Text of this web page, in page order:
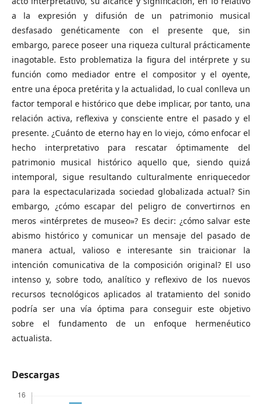
a la expresión y difusión de un patrimonio musical
desfasado genéticamente con el presente que, sin
embargo, parece poseer una riqueza cultural prácticamente
inagotable. Esto problematiza la figura del intérprete y su
función como mediador entre el compositor y el oyente,
entre una época pretérita y la actualidad, lo cual conlleva un
factor temporal e histórico que debe implicar, por tanto, una
relación activa, reflexiva y consciente entre el pasado y el
presente. ¿Cuánto de eterno hay en lo viejo, cómo enfocar el
hecho interpretativo para rescatar óptimamente del
patrimonio musical histórico aquello que, siendo quizá
intemporal, sigue resultando culturalmente enriquecedor
para la espectacularizada sociedad globalizada actual? Sin
embargo, ¿cómo escapar del peligro de convertirnos en
meros «intérpretes de museo»? Es decir: ¿cómo salvar este
abismo histórico y comunicar un mensaje del pasado de
manera actual, valioso e interesante sin traicionar la
intención comunicativa de la composición original? El uso
intenso y, sobre todo, analítico y reflexivo de los nuevos
recursos tecnológicos aplicados al tratamiento del sonido
podría ser una vía óptima para conseguir este objetivo
sobre el fundamento de un enfoque hermenéutico
actualista.
Descargas